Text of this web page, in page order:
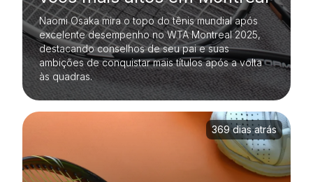
Naomi Osaka mira o topo do tênis mundial após
excelente desempenho no WTA Montreal 2025,
destacando conselhos de seu pai e suas
ambições de conquistar mais títulos após a volta
às quadras.
369 dias atrás